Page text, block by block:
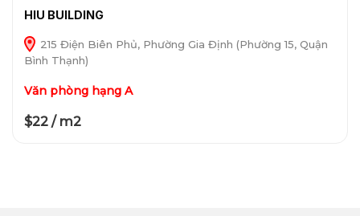
HIU BUILDING
215 Điện Biên Phủ, Phường Gia Định (Phường 15, Quận
Bình Thạnh)
Văn phòng hạng A
$22 / m2